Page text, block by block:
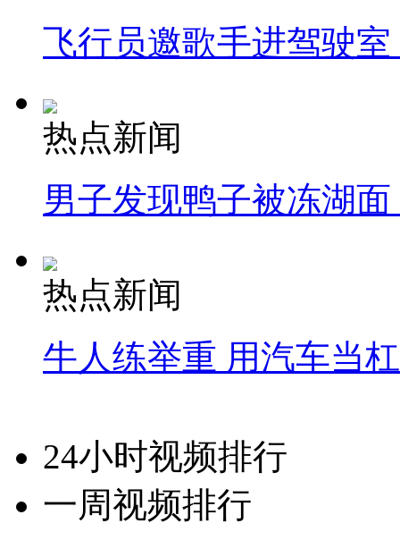
飞行员邀歌手进驾驶
热点新闻
男子发现鸭子被冻湖
热点新闻
牛人练举重 用汽车当
24小时视频排行
一周视频排行